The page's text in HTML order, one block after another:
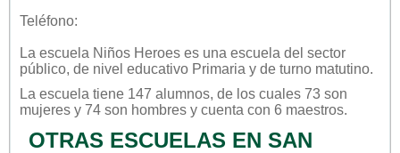
Teléfono:
La escuela Niños Heroes es una escuela del sector
público, de nivel educativo Primaria y de turno matutino.
La escuela tiene 147 alumnos, de los cuales 73 son
mujeres y 74 son hombres y cuenta con 6 maestros.
OTRAS ESCUELAS EN SAN